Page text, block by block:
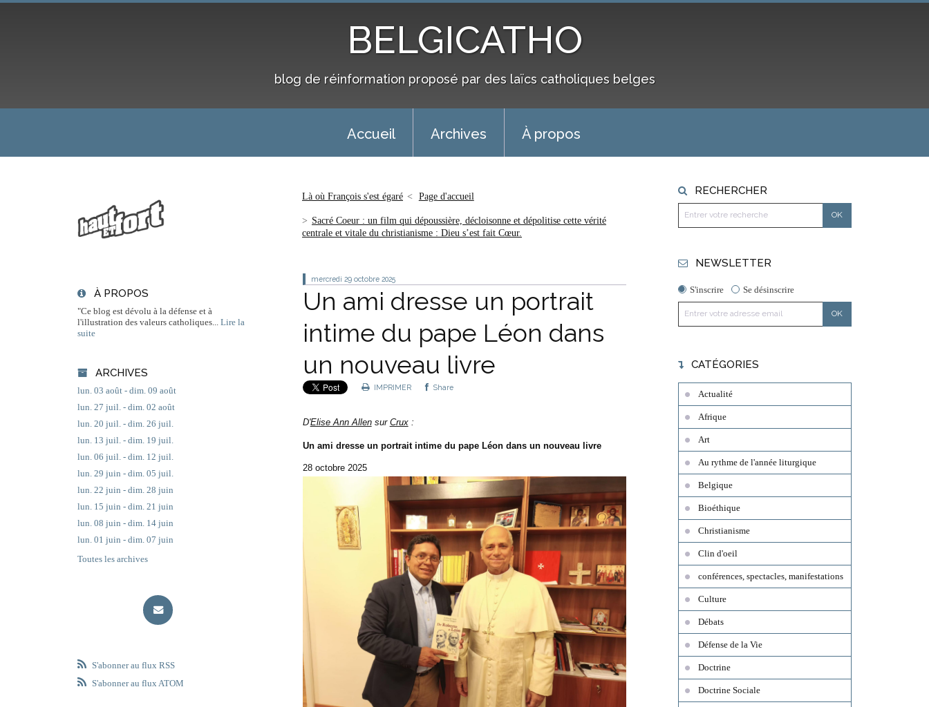
BELGICATHO
blog de réinformation proposé par des laïcs catholiques belges
Accueil Archives À propos
À PROPOS
"Ce blog est dévolu à la défense et à
l'illustration des valeurs catholiques...
Lire la
suite
ARCHIVES
lun. 03 août - dim. 09 août
lun. 27 juil. - dim. 02 août
lun. 20 juil. - dim. 26 juil.
lun. 13 juil. - dim. 19 juil.
lun. 06 juil. - dim. 12 juil.
lun. 29 juin - dim. 05 juil.
lun. 22 juin - dim. 28 juin
lun. 15 juin - dim. 21 juin
lun. 08 juin - dim. 14 juin
lun. 01 juin - dim. 07 juin
Toutes les archives
S'abonner au flux RSS
S'abonner au flux ATOM
Là où François s'est égaré Page d'accueil
Sacré Coeur : un film qui dépoussière, décloisonne et dépolitise cette vérité
centrale et vitale du christianisme : Dieu s’est fait Cœur.
mercredi 29 octobre 2025
Un ami dresse un portrait
intime du pape Léon dans
un nouveau livre
IMPRIMER Share
D'Elise Ann Allensur Crux:
Un ami dresse un portrait intime du pape Léon dans un nouveau livre
28 octobre 2025
RECHERCHER
NEWSLETTER
S'inscrire Se désinscrire
CATÉGORIES
Actualité
Afrique
Art
Au rythme de l'année liturgique
Belgique
Bioéthique
Christianisme
Clin d'oeil
conférences, spectacles, manifestations
Culture
Débats
Défense de la Vie
Doctrine
Doctrine Sociale